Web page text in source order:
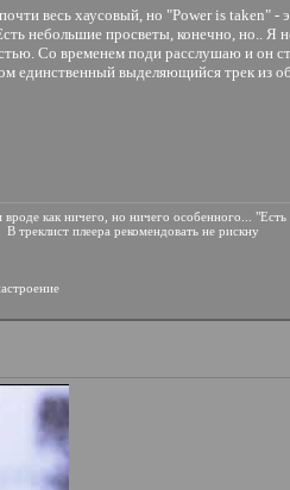
весь хаусовый, но "Power is taken" -
небольшие просветы, конечно, но..
Со временем поди расслушаю и он
единственный выделяющийся трек из
как ничего, но ничего особенного...
В треклист плеера рекомендовать не рискну